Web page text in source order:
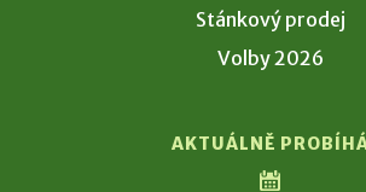
Stánkový prodej
Volby 2026
AKTUÁLNĚ